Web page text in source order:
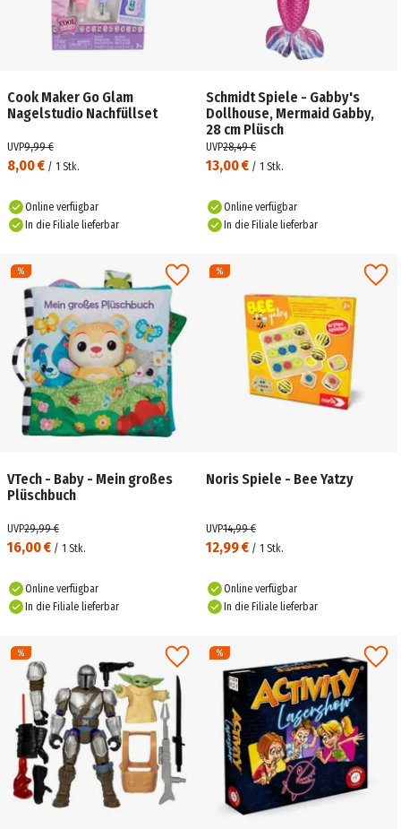
Cook Maker Go Glam
Nagelstudio Nachfüllset
8,00 € / 1 Stk.
UVP9,99 €
Online verfügbar
In die Filiale lieferbar
Schmidt Spiele - Gabby's
Dollhouse, Mermaid Gabby,
28 cm Plüsch
13,00 € / 1 Stk.
UVP28,49 €
Online verfügbar
In die Filiale lieferbar
VTech - Baby - Mein großes
Plüschbuch
16,00 € / 1 Stk.
UVP29,99 €
Online verfügbar
In die Filiale lieferbar
Noris Spiele - Bee Yatzy
12,99 € / 1 Stk.
UVP14,99 €
Online verfügbar
In die Filiale lieferbar